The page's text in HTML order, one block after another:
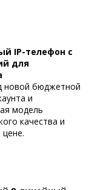
IP-телефон с
для
новой бюджетной
и
модель
качества и